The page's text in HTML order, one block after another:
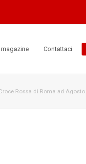
magazine Contattaci
Rossa di Roma ad Agosto…